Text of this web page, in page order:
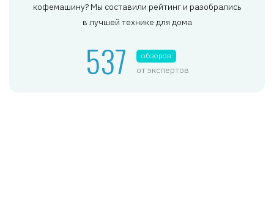
кофемашину? Мы составили рейтинг и разобрались
в лучшей технике для дома
537 обзоров
от экспертов